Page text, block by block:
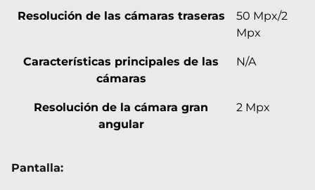
Resolución de las cámaras traseras
50 Mpx/2
Mpx
Características principales de las
cámaras
N/A
Resolución de la cámara gran
angular
2 Mpx
Pantalla: